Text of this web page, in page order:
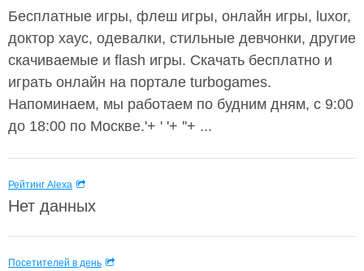
Бесплатные игры, флеш игры, онлайн игры, luxor,
доктор хаус, одевалки, стильные девчонки, другие
скачиваемые и flash игры. Скачать бесплатно и
играть онлайн на портале turbogames.
Напоминаем, мы работаем по будним дням, с 9:00
до 18:00 по Москве.'+ ' '+ ''+ ...
Рейтинг Alexa
Нет данных
Посетителей в день